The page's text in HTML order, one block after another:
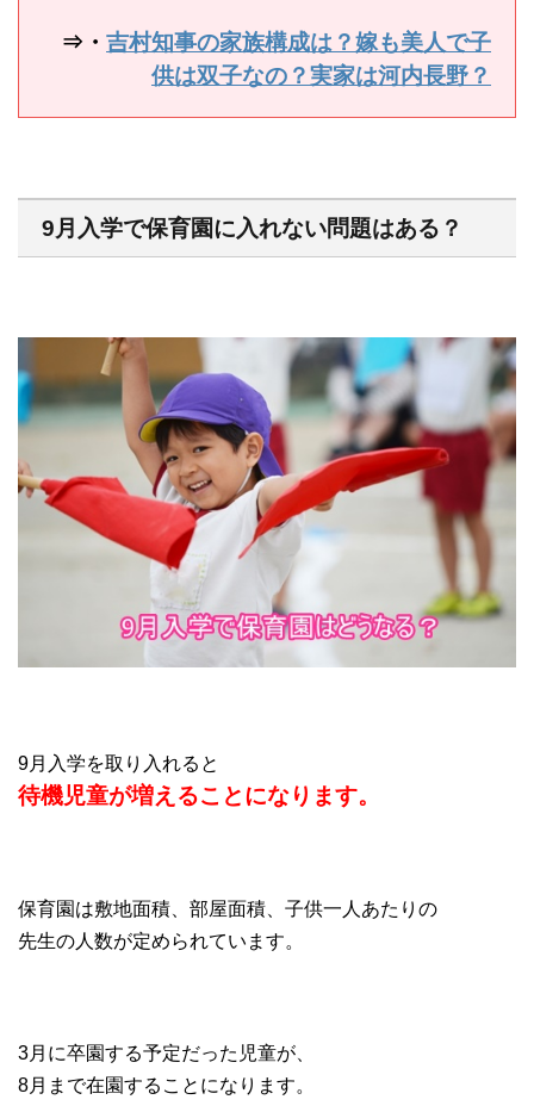
⇒・ 吉村知事の家族構成は？嫁も美人で子
供は双子なの？実家は河内長野？
9月入学で保育園に入れない問題はある？
9月入学を取り入れると
待機児童が増えることになります。
保育園は敷地面積、部屋面積、子供一人あたりの
先生の人数が定められています。
3月に卒園する予定だった児童が、
8月まで在園することになります。